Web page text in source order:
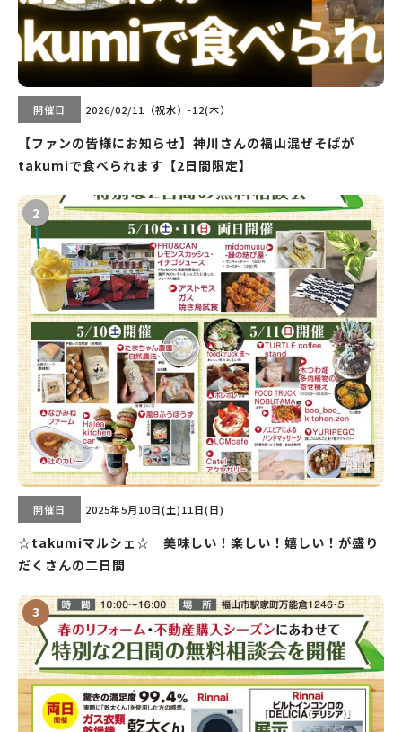
開催日 2026/02/11（祝水）-12(木）
【ファンの皆様にお知らせ】神川さんの福山混ぜそばが
takumiで食べられます【2日間限定】
開催日 2025年5月10日(土)11日(日)
☆takumiマルシェ☆ 美味しい！楽しい！嬉しい！が盛り
だくさんの二日間